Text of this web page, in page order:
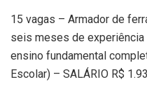
15 vagas – Armador de
seis meses de experiência
ensino fundamental
Escolar) – SALÁRIO R$